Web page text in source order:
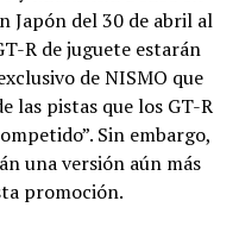
Japón del 30 de abril al
R de juguete estarán
de NISMO que
las pistas que los GT-R
Sin embargo,
una versión aún más
promoción.